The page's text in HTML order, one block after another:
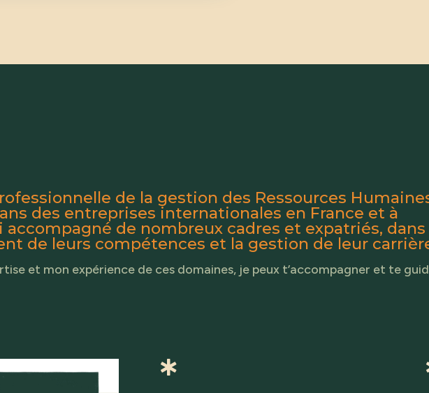
de la gestion des Ressources
des entreprises internationales en France et à
accompagné de nombreux cadres et expatriés, dans
de leurs compétences et la gestion de leur
et mon expérience de ces domaines, je peux t’accompagner et te
